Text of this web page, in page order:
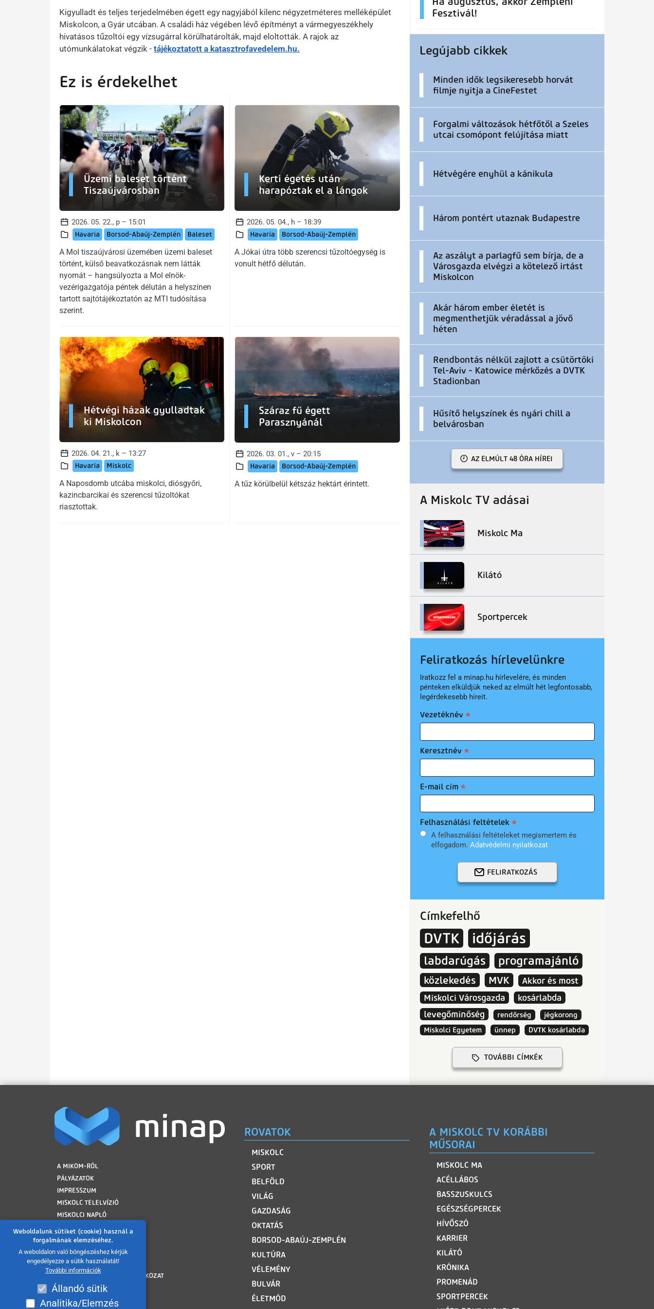
Weboldalunk sütiket (cookie) használ a
forgalmának elemzéséhez.
A weboldalon való böngészéshez kérjük
engedélyezze a sütik használatát!
További információk
Állandó sütik
Analitika/Elemzés
Kigyulladt és teljes terjedelmében égett egy nagyjából kilenc négyzetméteres melléképület
Miskolcon, a Gyár utcában. A családi ház végében lévő építményt a vármegyeszékhely
hivatásos tűzoltói egy vízsugárral körülhatárolták, majd eloltották. A rajok az
utómunkálatokat végzik - tájékoztatott a katasztrofavedelem.hu.
Ez is érdekelhet
Üzemi baleset történt
Tiszaújvárosban
2026. 05. 22., p – 15:01
Havaria Borsod-Abaúj-Zemplén Baleset
A Mol tiszaújvárosi üzemében üzemi baleset
történt, külső beavatkozásnak nem látták
nyomát – hangsúlyozta a Mol elnök-
vezérigazgatója péntek délután a helyszínen
tartott sajtótájékoztatón az MTI tudósítása
szerint.
Kerti égetés után
harapóztak el a lángok
2026. 05. 04., h – 18:39
Havaria Borsod-Abaúj-Zemplén
A Jókai útra több szerencsi tűzoltóegység is
vonult hétfő délután.
Hétvégi házak gyulladtak
ki Miskolcon
2026. 04. 21., k – 13:27
Havaria Miskolc
A Naposdomb utcába miskolci, diósgyőri,
kazincbarcikai és szerencsi tűzoltókat
riasztottak.
Száraz fű égett
Parasznyánál
2026. 03. 01., v – 20:15
Havaria Borsod-Abaúj-Zemplén
A tűz körülbelül kétszáz hektárt érintett.
Fesztivál!
Legújabb cikkek
Minden idők legsikeresebb horvát
filmje nyitja a CineFestet
Forgalmi változások hétfőtől a Szeles
utcai csomópont felújítása miatt
Hétvégére enyhül a kánikula
Három pontért utaznak Budapestre
Az aszályt a parlagfű sem bírja, de a
Városgazda elvégzi a kötelező irtást
Miskolcon
Akár három ember életét is
megmenthetjük véradással a jövő
héten
Rendbontás nélkül zajlott a csütörtöki
Tel-Aviv - Katowice mérkőzés a DVTK
Stadionban
Hűsítő helyszínek és nyári chill a
belvárosban
AZ ELMÚLT 48 ÓRA HÍREI
A Miskolc TV adásai
Miskolc Ma
Kilátó
Sportpercek
Feliratkozás hírlevelünkre
Iratkozz fel a minap.hu hírlevelére, és minden
pénteken elküldjük neked az elmúlt hét legfontosabb,
legérdekesebb híreit.
Vezetéknév
Keresztnév
E-mail cím
Felhasználási feltételek
A felhasználási feltételeket megismertem és
elfogadom. Adatvédelmi nyilatkozat
FELIRATKOZÁS
Címkefelhő
DVTK időjárás
labdarúgás programajánló
közlekedés MVK
Akkor és most
Miskolci Városgazda
kosárlabda
levegőminőség
rendőrség
jégkorong
Miskolci Egyetem
ünnep DVTK kosárlabda
TOVÁBBI CÍMKÉK
LÁBLÉC
A MIKOM-RÓL
PÁLYÁZATOK
IMPRESSZUM
MISKOLC TELELVÍZIÓ
MISKOLCI NAPLÓ
FELHASZNÁLÁSI FELTÉTELEK
ADATVÉDELMI TÁJÉKOZTATÓ
SÜTI TÁJÉKOZTATÓ
AKADÁLYMENTESÍTÉSI NYILATKOZAT
KÖZÉRDEKŰ ADATOK
KÖZADATKERESŐ
ROVATOK
MISKOLC
SPORT
BELFÖLD
VILÁG
GAZDASÁG
OKTATÁS
BORSOD-ABAÚJ-ZEMPLÉN
KULTÚRA
VÉLEMÉNY
BULVÁR
ÉLETMÓD
A MISKOLC TV KORÁBBI
MŰSORAI
MISKOLC MA
ACÉLLÁBOS
BASSZUSKULCS
EGÉSZSÉGPERCEK
HÍVŐSZÓ
KARRIER
KILÁTÓ
KRÓNIKA
PROMENÁD
SPORTPERCEK